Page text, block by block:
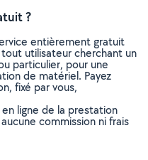
?
entièrement gratuit
utilisateur cherchant un
particulier, pour une
de matériel. Payez
fixé par vous,
ligne de la prestation
commission ni frais